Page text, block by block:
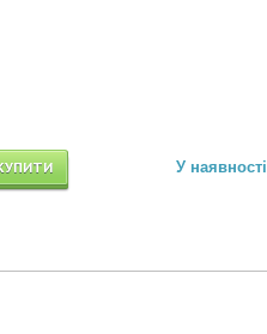
У наявності